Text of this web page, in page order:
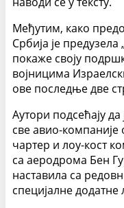
Међутим, како
Србија је
покаже своју
војницима
ове последње две
Аутори подсећају
све авио-
чартер и лоу-кост
са аеродрома Бен
наставила са
специјалне додатне